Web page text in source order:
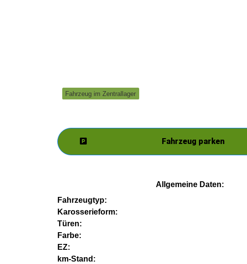
Fahrzeug im Zentrallager
Fahrzeug parken
Allgemeine Daten:
Fahrzeugtyp:
Karosserieform:
Türen:
Farbe:
EZ:
km-Stand: